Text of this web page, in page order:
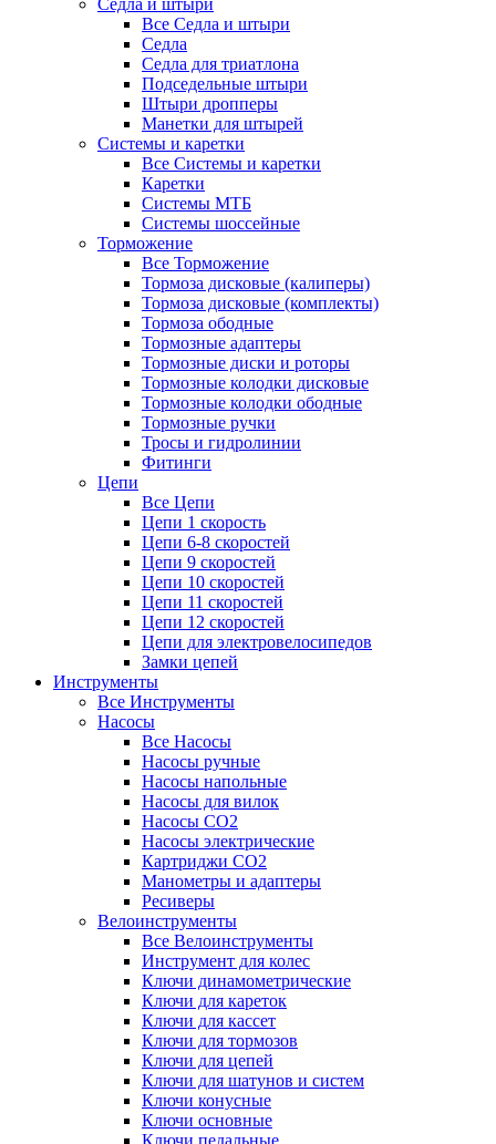
Седла и штыри
Все Седла и штыри
Седла
Седла для триатлона
Подседельные штыри
Штыри дропперы
Манетки для штырей
Системы и каретки
Все Системы и каретки
Каретки
Системы МТБ
Системы шоссейные
Торможение
Все Торможение
Тормоза дисковые (калиперы)
Тормоза дисковые (комплекты)
Тормоза ободные
Тормозные адаптеры
Тормозные диски и роторы
Тормозные колодки дисковые
Тормозные колодки ободные
Тормозные ручки
Тросы и гидролинии
Фитинги
Цепи
Все Цепи
Цепи 1 скорость
Цепи 6-8 скоростей
Цепи 9 скоростей
Цепи 10 скоростей
Цепи 11 скоростей
Цепи 12 скоростей
Цепи для электровелосипедов
Замки цепей
Инструменты
Все Инструменты
Насосы
Все Насосы
Насосы ручные
Насосы напольные
Насосы для вилок
Насосы CO2
Насосы электрические
Картриджи CO2
Манометры и адаптеры
Ресиверы
Велоинструменты
Все Велоинструменты
Инструмент для колес
Ключи динамометрические
Ключи для кареток
Ключи для кассет
Ключи для тормозов
Ключи для цепей
Ключи для шатунов и систем
Ключи конусные
Ключи основные
Ключи педальные